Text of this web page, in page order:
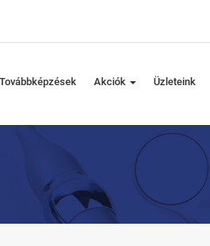
Továbbképzések Akciók Üzleteink